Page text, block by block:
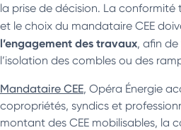
la prise de décision. La conformité
et le choix du mandataire CEE
l’engagement des travaux, afin
l’isolation des combles ou des
Mandataire CEE, Opéra Énergie
copropriétés, syndics et
montant des CEE mobilisables, la